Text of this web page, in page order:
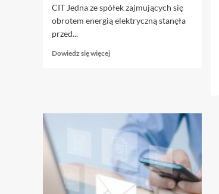
CIT Jedna ze spółek zajmujących się
obrotem energią elektryczną stanęła
przed...
Dowiedz się więcejDowiedz
podwyżki
finansowane
CIT